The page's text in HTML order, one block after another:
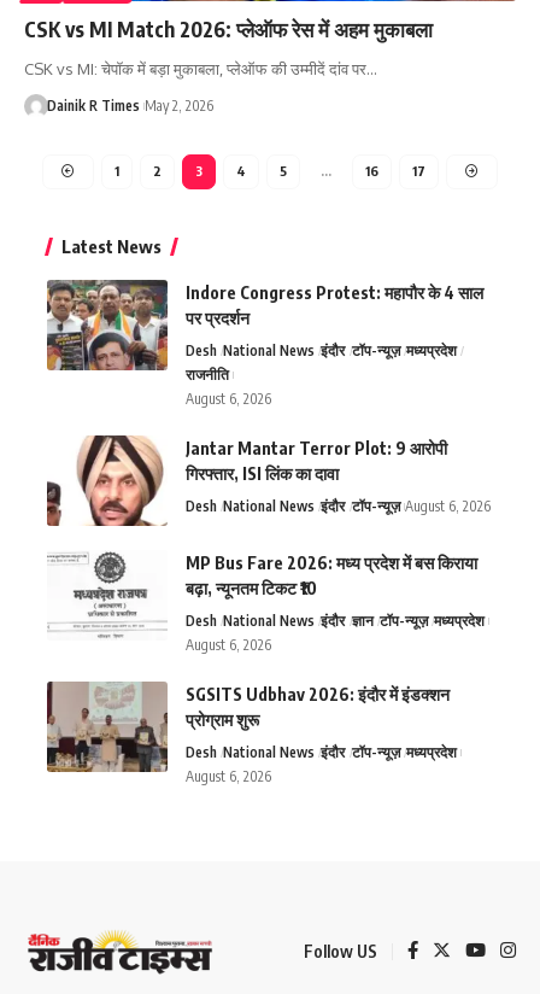
CSK vs MI Match 2026: प्लेऑफ रेस में अहम मुकाबला
CSK vs MI: चेपॉक में बड़ा मुकाबला, प्लेऑफ की उम्मीदें दांव पर…
Dainik R Times May 2, 2026
1 2 3 4 5 … 16 17
Latest News
Indore Congress Protest: महापौर के 4 साल
पर प्रदर्शन
Desh National News इंदौर टॉप-न्यूज़ मध्यप्रदेश
राजनीति
August 6, 2026
Jantar Mantar Terror Plot: 9 आरोपी
गिरफ्तार, ISI लिंक का दावा
Desh National News इंदौर टॉप-न्यूज़ August 6, 2026
MP Bus Fare 2026: मध्य प्रदेश में बस किराया
बढ़ा, न्यूनतम टिकट ₹10
Desh National News इंदौर ज्ञान टॉप-न्यूज़ मध्यप्रदेश
August 6, 2026
SGSITS Udbhav 2026: इंदौर में इंडक्शन
प्रोग्राम शुरू
Desh National News इंदौर टॉप-न्यूज़ मध्यप्रदेश
August 6, 2026
Follow US